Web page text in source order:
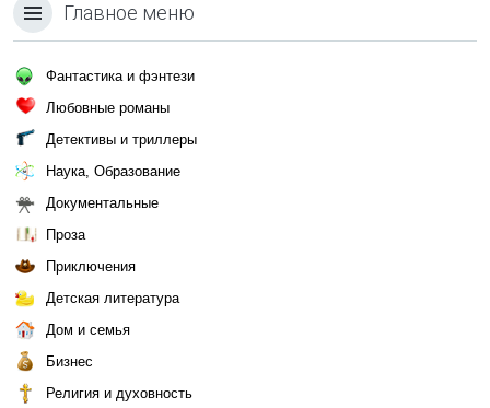
Главное меню
Фантастика и фэнтези
Любовные романы
Детективы и триллеры
Наука, Образование
Документальные
Проза
Приключения
Детская литература
Дом и семья
Бизнес
Религия и духовность